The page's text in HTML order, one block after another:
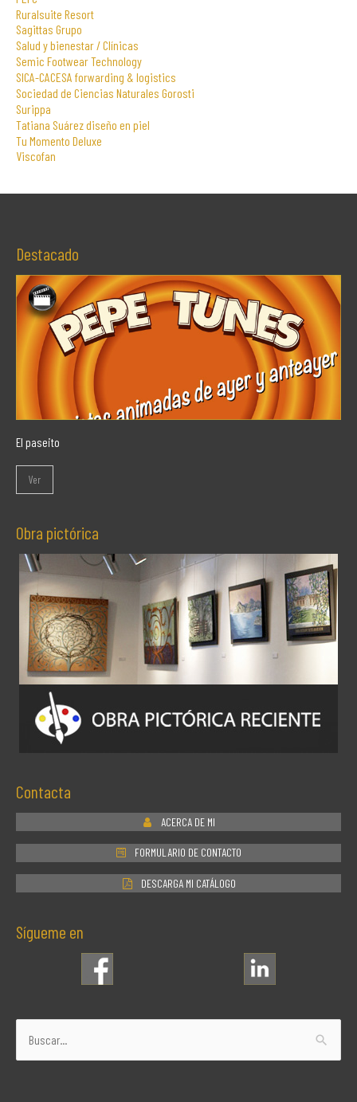
Ruralsuite Resort
Sagittas Grupo
Salud y bienestar / Clínicas
Semic Footwear Technology
SICA-CACESA forwarding & logistics
Sociedad de Ciencias Naturales Gorosti
Surippa
Tatiana Suárez diseño en piel
Tu Momento Deluxe
Viscofan
Destacado
El paseito
Ver
Obra pictórica
Contacta
ACERCA DE MI
FORMULARIO DE CONTACTO
DESCARGA MI CATÁLOGO
Sígueme en
Buscar
por: